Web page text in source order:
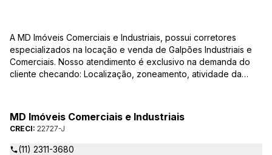
A MD Imóveis Comerciais e Industriais, possui corretores
especializados na locação e venda de Galpões Industriais e
Comerciais. Nosso atendimento é exclusivo na demanda do
cliente checando: Localização, zoneamento, atividade da
atender de verdade a sua necessidade!
MD Imóveis Comerciais e Industriais
CRECI: 22727-J
(11) 2311-3680